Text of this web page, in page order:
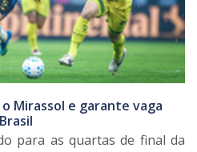
Mirassol e garante vaga
para as quartas de final da